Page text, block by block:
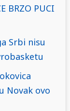
BRZO PUCI
Srbi nisu
Novak ovo